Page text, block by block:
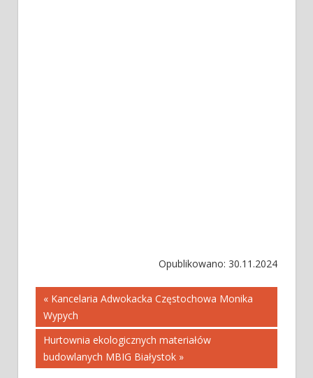
Opublikowano: 30.11.2024
Nawigacja
wpisu
« Kancelaria Adwokacka Częstochowa Monika
Wypych
Hurtownia ekologicznych materiałów
budowlanych MBIG Białystok »